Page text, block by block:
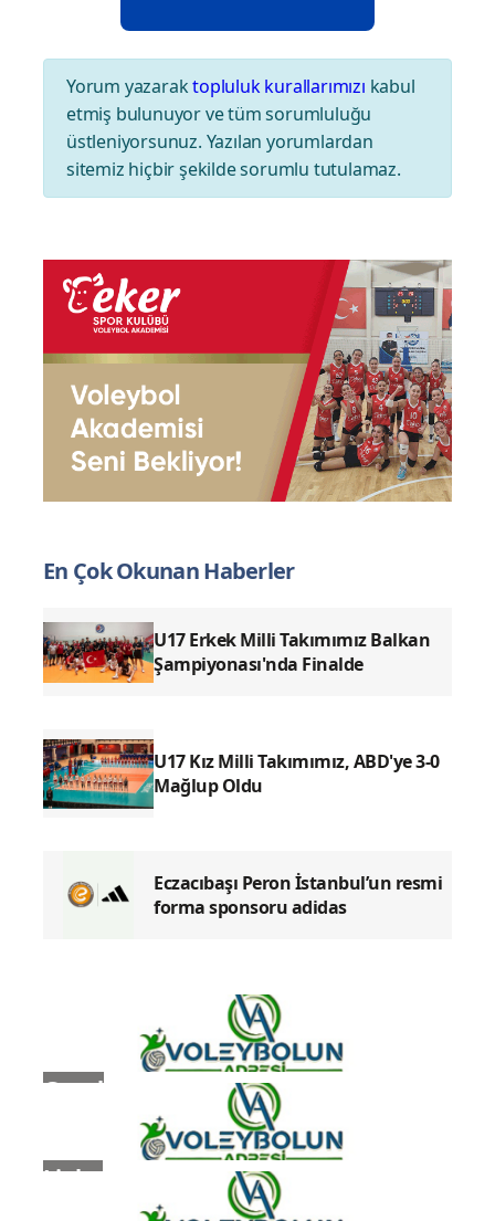
Yorum yazaraktopluluk kurallarımızı kabul
etmiş bulunuyor ve tüm sorumluluğu
üstleniyorsunuz. Yazılan yorumlardan
sitemiz hiçbir şekilde sorumlu tutulamaz.
En Çok Okunan Haberler
U17 Erkek Milli Takımımız Balkan
Şampiyonası'nda Finalde
U17 Kız Milli Takımımız, ABD'ye 3-0
Mağlup Oldu
Eczacıbaşı Peron İstanbul’un resmi
forma sponsoru adidas
Genel
Ligler